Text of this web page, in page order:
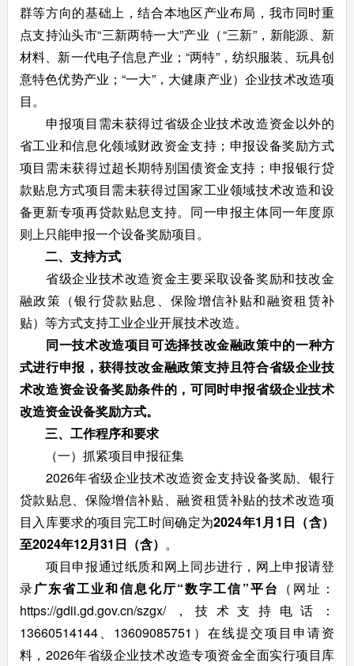
群等方向的基础上，结合本地区产业布局，我市同时重
点支持汕头市“三新两特一大”产业（“三新”，新能源、新
材料、新一代电子信息产业；“两特”，纺织服装、玩具创
意特色优势产业；“一大”，大健康产业）企业技术改造项
目。
申报项目需未获得过省级企业技术改造资金以外的
省工业和信息化领域财政资金支持；申报设备奖励方式
项目需未获得过超长期特别国债资金支持；申报银行贷
款贴息方式项目需未获得过国家工业领域技术改造和设
备更新专项再贷款贴息支持。同一申报主体同一年度原
则上只能申报一个设备奖励项目。
二、支持方式
省级企业技术改造资金主要采取设备奖励和技改金
融政策（银行贷款贴息、保险增信补贴和融资租赁补
贴）等方式支持工业企业开展技术改造。
同一技术改造项目可选择技改金融政策中的一种方
式进行申报，获得技改金融政策支持且符合省级企业技
术改造资金设备奖励条件的，可同时申报省级企业技术
改造资金设备奖励方式。
三、工作程序和要求
（一）抓紧项目申报征集
2026年省级企业技术改造资金支持设备奖励、银行
贷款贴息、保险增信补贴、融资租赁补贴的技术改造项
目入库要求的项目完工时间确定为2024年1 月1日（含）
至2024年12月31 日（含） 。
项目申报通过纸质和网上同步进行，网上申报请登
录广东省工业和信息化厅“数字工信”平台 （网址：
https://gdii.gd.gov.cn/szgx/，技术支持电话：
13660514144、13609085751）在线提交项目申请资
料，2026年省级企业技术改造专项资金全面实行项目库